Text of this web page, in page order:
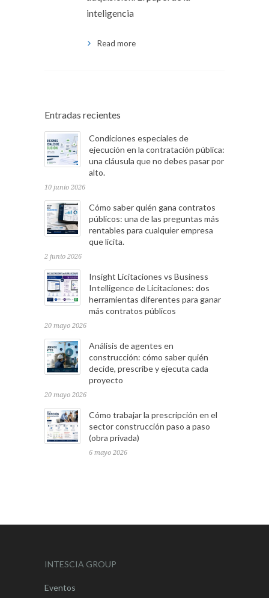
inteligencia
Read more
Entradas recientes
Condiciones especiales de
ejecución en la contratación pública:
una cláusula que no debes pasar por
alto.
10 junio 2026
Cómo saber quién gana contratos
públicos: una de las preguntas más
rentables para cualquier empresa
que licita.
2 junio 2026
Insight Licitaciones vs Business
Intelligence de Licitaciones: dos
herramientas diferentes para ganar
más contratos públicos
20 mayo 2026
Análisis de agentes en
construcción: cómo saber quién
decide, prescribe y ejecuta cada
proyecto
20 mayo 2026
Cómo trabajar la prescripción en el
sector construcción paso a paso
(obra privada)
6 mayo 2026
INTESCIA GROUP
Eventos